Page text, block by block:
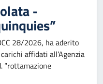
-
28/2026, ha aderito
affidati all’Agenzia
“rottamazione